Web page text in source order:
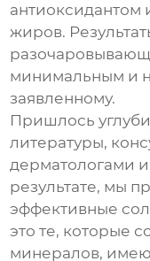
антиоксидантом
жиров.
минимальным и
заявленному.
Пришлось
литературы,
дерматологами
результате, мы
эффективные
это те, которые
минералов,